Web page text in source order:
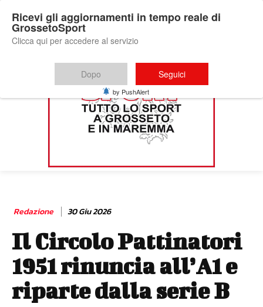
Redazione 30 Giu 2026
Il Circolo Pattinatori
1951 rinuncia all’A1 e
riparte dalla serie B
Ricevi gli aggiornamenti in tempo reale di
GrossetoSport
Clicca qui per accedere al servizio
Dopo Seguici
by PushAlert